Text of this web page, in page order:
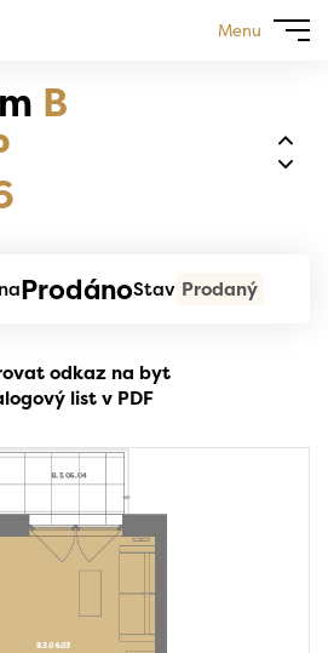
Menu
B
ProdánoStav Prodaný
odkaz na byt
list v PDF